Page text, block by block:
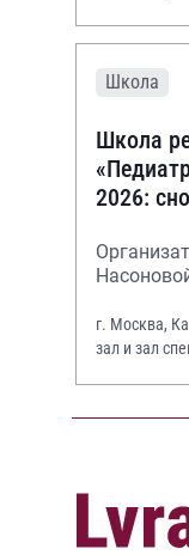
Школа
Школа
2026:
г. Москва,
зал и зал